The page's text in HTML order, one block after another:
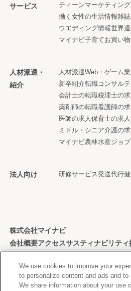
サービス
ティーンマーケティン
働く女性の生活情報雑
ウエディング情報世界
マイナビ子育てお買い
人材派遣・
紹介
人材派遣Web・ゲーム
新卒紹介転職コンサル
会計士の転職税理士の
薬剤師の転職看護師の求
医師の求人 保育士の求人
ミドル・シニア介護の求
マイナビ農林水産ジョ
法人向け 研修サービス発送代行
株式会社マイナビ
会社概要アクセスサスティナビリティ
We use cookies to improve your
to personalize content and ads and
We share information about your use